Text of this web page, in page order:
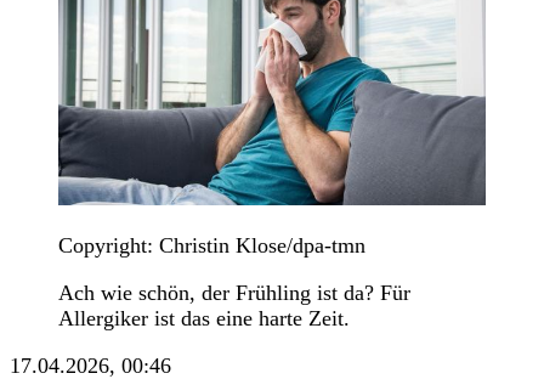
Copyright: Christin Klose/dpa-tmn
Ach wie schön, der Frühling ist da? Für
Allergiker ist das eine harte Zeit.
17.04.2026, 00:46